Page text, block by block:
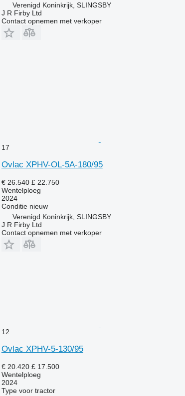
Verenigd Koninkrijk, SLINGSBY
J R Firby Ltd
Contact opnemen met verkoper
17
Ovlac XPHV-OL-5A-180/95
€ 26.540 £ 22.750
Wentelploeg
2024
Conditienieuw
Verenigd Koninkrijk, SLINGSBY
J R Firby Ltd
Contact opnemen met verkoper
12
Ovlac XPHV-5-130/95
€ 20.420 £ 17.500
Wentelploeg
2024
Type voor tractor